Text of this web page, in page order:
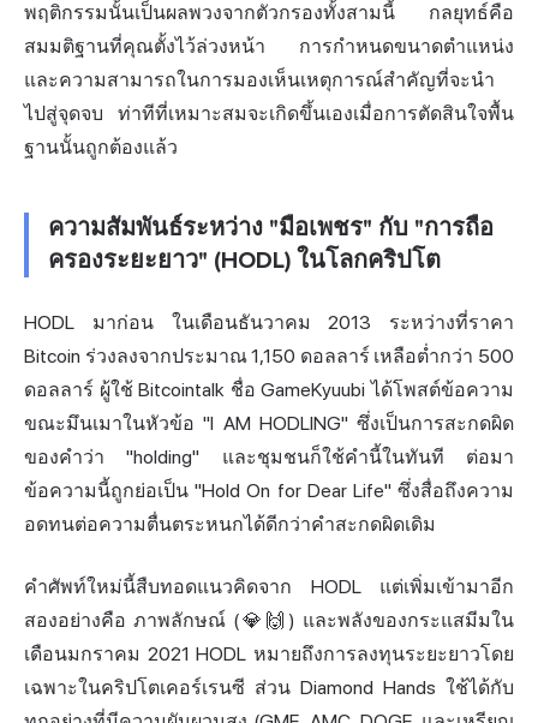
พฤติกรรมนั้นเป็นผลพวงจากตัวกรองทั้งสามนี้ กลยุทธ์คือ
สมมติฐานที่คุณตั้งไว้ล่วงหน้า การกำหนดขนาดตำแหน่ง
และความสามารถในการมองเห็นเหตุการณ์สำคัญที่จะนำ
ไปสู่จุดจบ ท่าทีที่เหมาะสมจะเกิดขึ้นเองเมื่อการตัดสินใจพื้น
ฐานนั้นถูกต้องแล้ว
ความสัมพันธ์ระหว่าง "มือเพชร" กับ "การถือ
ครองระยะยาว" (HODL) ในโลกคริปโต
HODL มาก่อน ในเดือนธันวาคม 2013 ระหว่างที่ราคา
Bitcoin ร่วงลงจากประมาณ 1,150 ดอลลาร์ เหลือต่ำกว่า 500
ดอลลาร์ ผู้ใช้ Bitcointalk ชื่อ GameKyuubi ได้โพสต์ข้อความ
ขณะมึนเมาในหัวข้อ "I AM HODLING" ซึ่งเป็นการสะกดผิด
ของคำว่า "holding" และชุมชนก็ใช้คำนี้ในทันที ต่อมา
ข้อความนี้ถูกย่อเป็น "Hold On for Dear Life" ซึ่งสื่อถึงความ
อดทนต่อความตื่นตระหนกได้ดีกว่าคำสะกดผิดเดิม
คำศัพท์ใหม่นี้สืบทอดแนวคิดจาก HODL แต่เพิ่มเข้ามาอีก
สองอย่างคือ ภาพลักษณ์ (💎🙌) และพลังของกระแสมีมใน
เดือนมกราคม 2021 HODL หมายถึงการลงทุนระยะยาวโดย
เฉพาะในคริปโตเคอร์เรนซี ส่วน Diamond Hands ใช้ได้กับ